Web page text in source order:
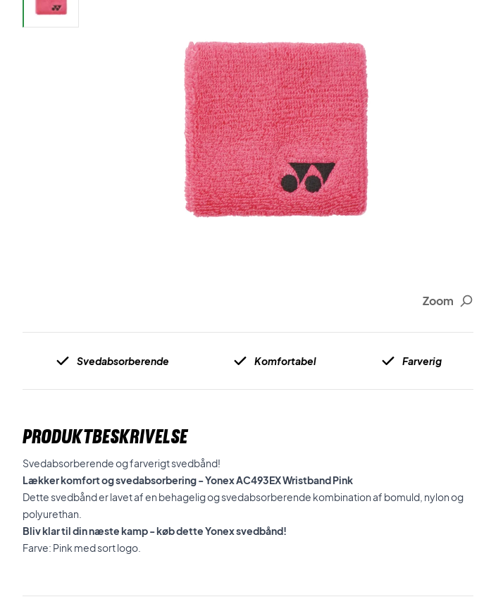
Zoom
Svedabsorberende Komfortabel Farverig
PRODUKTBESKRIVELSE
Svedabsorberende og farverigt svedbånd!
Lækker komfort og svedabsorbering - Yonex AC493EX Wristband Pink
Dette svedbånd er lavet af en behagelig og svedabsorberende kombination af bomuld, nylon og
polyurethan.
Bliv klar til din næste kamp - køb dette Yonex svedbånd!
Farve: Pink med sort logo.